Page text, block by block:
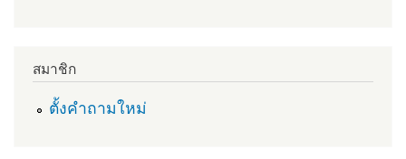
สมาชิก
ตั้งคำถามใหม่